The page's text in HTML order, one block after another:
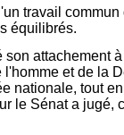
travail
équilibrés.
attachement
et de la
nationale, tout
le Sénat a jugé,